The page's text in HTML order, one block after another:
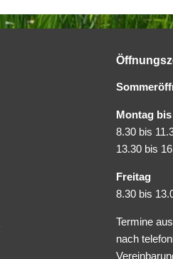
Montag
8.30 bis
13.30 bis
Freitag
8.30 bis
Termine
nach